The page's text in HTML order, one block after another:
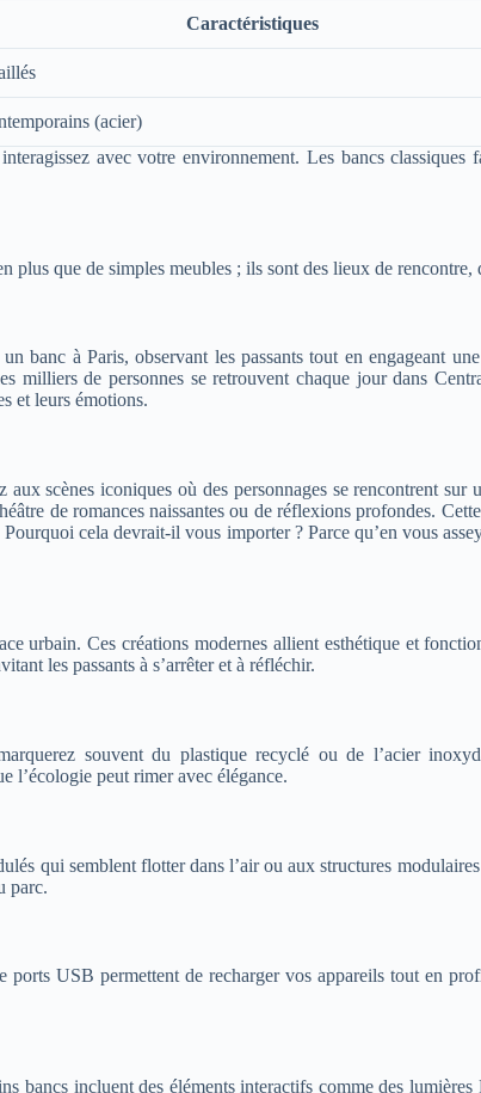
Caractéristiques
(acier)
avec votre environnement. Les bancs classiques
que de simples meubles ; ils sont des lieux de rencontre,
banc à Paris, observant les passants tout en engageant
milliers de personnes se retrouvent chaque jour dans
et leurs émotions.
scènes iconiques où des personnages se rencontrent
de romances naissantes ou de réflexions profondes.
cela devrait-il vous importer ? Parce qu’en vous
urbain. Ces créations modernes allient esthétique et
les passants à s’arrêter et à réfléchir.
souvent du plastique recyclé ou de l’acier
l’écologie peut rimer avec élégance.
qui semblent flotter dans l’air ou aux structures
parc.
ports USB permettent de recharger vos appareils tout en
bancs incluent des éléments interactifs comme des